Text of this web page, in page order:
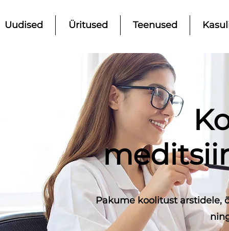
Uudised Üritused Teenused
Pakume koolitust arstidele,